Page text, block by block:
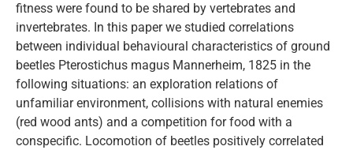
fitness were found to be shared by vertebrates and
invertebrates. In this paper we studied correlations
between individual behavioural characteristics of ground
beetles Pterostichus magus Mannerheim, 1825 in the
following situations: an exploration relations of
unfamiliar environment, collisions with natural enemies
(red wood ants) and a competition for food with a
conspecific. Locomotion of beetles positively correlated